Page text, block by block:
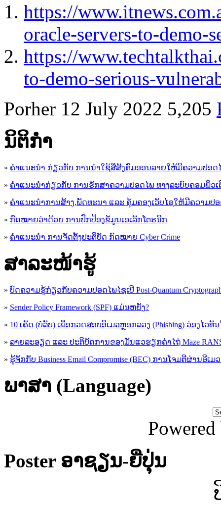
https://
oracle-servers-to-
https://
to-demo-serious-
Porher 12 July 2022 5,205
ນິ​ຕິ​ກໍາ
» ຄໍາແນະນໍາ ກ່ຽວກັບ ການນໍາໃຊ້ສື່ສັງຄົມອອນລາຍໃຫ້ມີຄວາມປອດ
» ຄຳແນະນຳກ່ຽວກັບ ການຮັກສາຄວາມປອດໄພ ທາງລະບົບຄອມພິວເ
» ຄຳແນະນຳການສ້າງ,ພັດທະນາ ແລະ ຄຸ້ມຄອງເວັບໄຊໃຫ້ມີຄວາມປ
» ກົດໝາຍວ່າດ້ວຍ ການປົກປ້ອງຂໍ້ມູນເອເລັກໂຕຣນິກ
» ຄຳແນະນຳ ການຈັດຕັ້ງປະຕິບັດ ກົດໝາຍ Cyber Crime
ສາລະໜ້າຮູ້
» ບົດຄວາມຮູ້ກ່ຽວກັບຄວາມປອດໄພໄຊເບີ Post-Quantum
» Sender Policy Framework (SPF) ແມ່ນຫຍັງ?
» 10 ເຄັດ (ບໍ່ລັບ) ເພື່ອກວດສອບອີເມວຫຼອກລວງ (Phishing) ວ່ອງໄວທັ
» ລາຍລະອຽດ ແລະ ປະຕິບັດການຂອງມັນແວຮຽກຄ່າໄຖ່ Maze
» ຮູ້​ຈັກກັບ​ Business Email Compromise (BEC) ການ​ໂຈມ​ຕີ​ຜ່ານ​ອີ​ເ
ພາສາ (Language)
Poster ອາຊຽນ-ຍີ່ປຸ່ນ